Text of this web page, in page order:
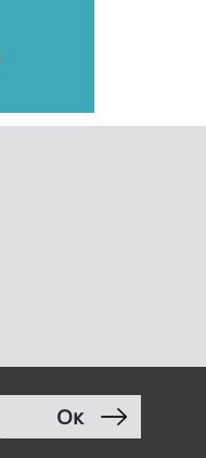
Ок
12+